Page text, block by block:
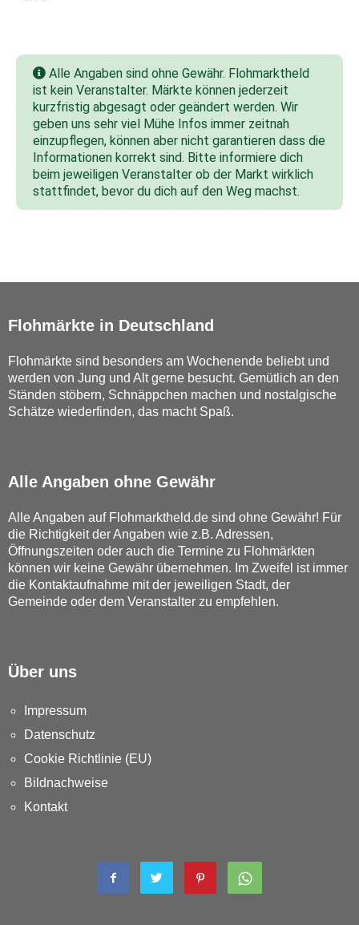
Alle Angaben sind ohne Gewähr. Flohmarktheld
ist kein Veranstalter. Märkte können jederzeit
kurzfristig abgesagt oder geändert werden. Wir
geben uns sehr viel Mühe Infos immer zeitnah
einzupflegen, können aber nicht garantieren dass die
Informationen korrekt sind. Bitte informiere dich
beim jeweiligen Veranstalter ob der Markt wirklich
stattfindet, bevor du dich auf den Weg machst.
Flohmärkte in Deutschland
Flohmärkte sind besonders am Wochenende beliebt und
werden von Jung und Alt gerne besucht. Gemütlich an den
Ständen stöbern, Schnäppchen machen und nostalgische
Schätze wiederfinden, das macht Spaß.
Alle Angaben ohne Gewähr
Alle Angaben auf Flohmarktheld.de sind ohne Gewähr! Für
die Richtigkeit der Angaben wie z.B. Adressen,
Öffnungszeiten oder auch die Termine zu Flohmärkten
können wir keine Gewähr übernehmen. Im Zweifel ist immer
die Kontaktaufnahme mit der jeweiligen Stadt, der
Gemeinde oder dem Veranstalter zu empfehlen.
Über uns
Impressum
Datenschutz
Cookie Richtlinie (EU)
Bildnachweise
Kontakt